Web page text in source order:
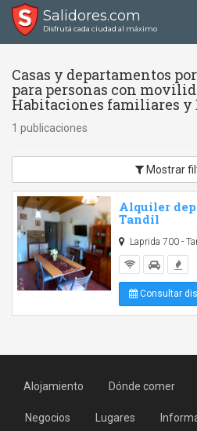
Salidores.com
Disfrutá cada ciudad al máximo
Casas y departamentos
para personas con
Habitaciones familiares y
1 publicaciones
Mostrar
Alquiler
Tandil
Laprida 700 -
Consultar
Alojamiento Dónde comer
Negocios Lugares